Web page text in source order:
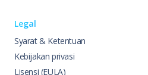
Legal
Syarat & Ketentuan
Kebijakan privasi
Lisensi (EULA)